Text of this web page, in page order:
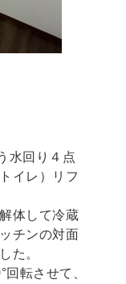
水回り４点
イレ）リフ
体して冷蔵
チンの対面
た。
転させて、